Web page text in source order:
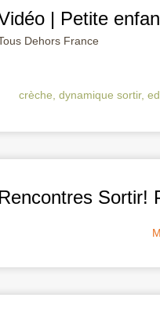
| Petite
Dehors France
crèche dynamique sortir,
Rencontres Sortir!